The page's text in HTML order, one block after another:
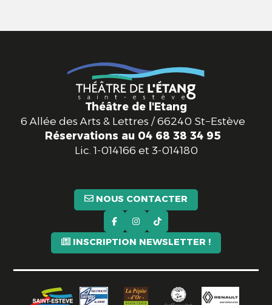
Théâtre de l'Etang
6 Allée des Arts & Lettres / 66240 St−Estève
Réservations au 04 68 38 34 95
Lic.1-014166 et 3-014180
NOUS CONTACTER
INSCRIPTION NEWSLETTER !